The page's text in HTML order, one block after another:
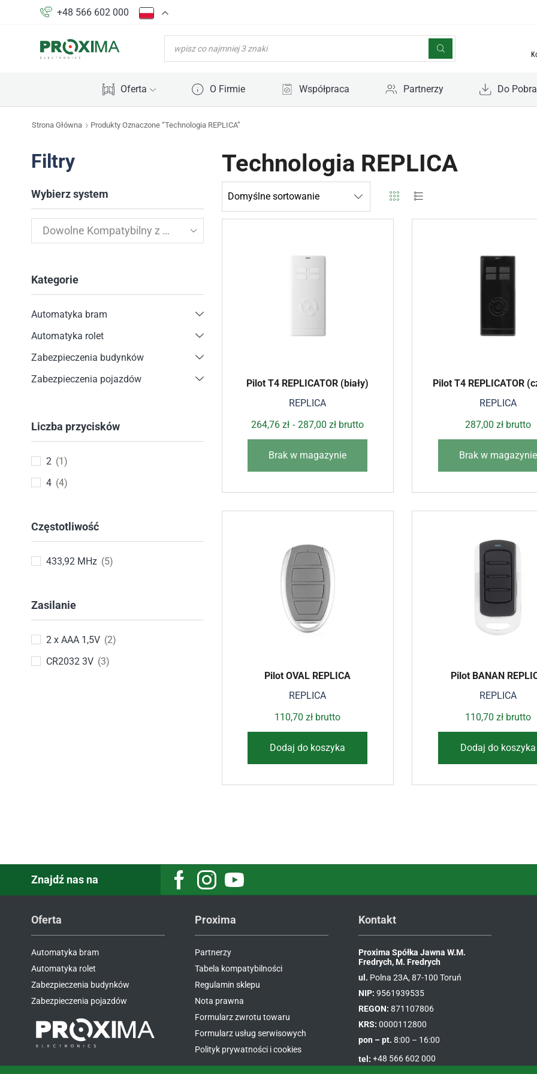
+48 566 602 000
WYSZUKIWARKA
PRODUKTÓW
Oferta O Firmie Współpraca Partnerzy Do
Strona Główna Produkty Oznaczone “Technologia REPLICA”
Technologia REPLICA
REPLICA
Pilot T4 REPLICATOR (biały)
264,76zł - 287,00zł brutto
Brak w magazynie
REPLICA
Pilot T4 REPLICATOR
287,00 złbrutto
Brak w magazynie
REPLICA
Pilot OVAL REPLICA
110,70zł brutto
Dodaj do koszyka
REPLICA
Pilot BANAN
110,70 złbrutto
Dodaj do koszyka
Filtry
Wybierz system
Kategorie
Automatyka bram
Automatyka rolet
Zabezpieczenia budynków
Zabezpieczenia pojazdów
Liczba przycisków
2 (1)
4 (4)
Częstotliwość
433,92 MHz (5)
Zasilanie
2 x AAA 1,5V (2)
CR2032 3V (3)
Znajdź nas na FacebookInstagramYoutube
Oferta
Automatyka bram
Automatyka rolet
Zabezpieczenia budynków
Zabezpieczenia pojazdów
Proxima
Partnerzy
Tabela kompatybilności
Regulamin sklepu
Nota prawna
Formularz zwrotu towaru
Formularz usług serwisowych
Polityk prywatności i cookies
Kontakt
Proxima Spółka Jawna W.M.
Fredrych, M. Fredrych
ul. Polna 23A, 87-100 Toruń
NIP: 9561939535
REGON: 871107806
KRS: 0000112800
pon – pt. 8:00 – 16:00
tel: +48 566 602 000